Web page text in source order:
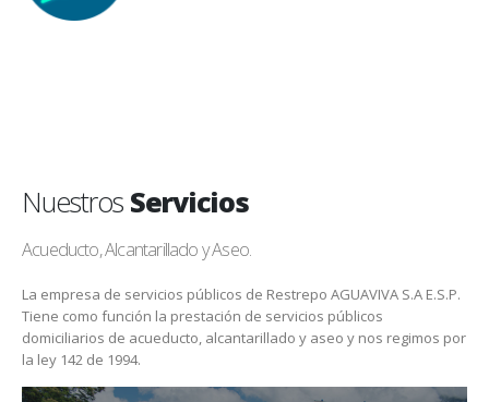
Nuestros Servicios
Acueducto, Alcantarillado y Aseo.
La empresa de servicios públicos de Restrepo AGUAVIVA S.A E.S.P.
Tiene como función la prestación de servicios públicos
domiciliarios de acueducto, alcantarillado y aseo y nos regimos por
la ley 142 de 1994.